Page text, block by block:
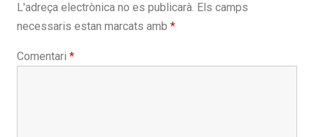
L'adreça electrònica no es publicarà. Els camps
necessaris estan marcats amb *
Comentari *